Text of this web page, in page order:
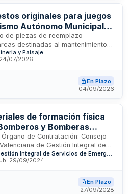
del adjudicatario los gastos
de los trabajos.
originales para juegos
Autónomo Municipal
y Biodiversidad Urbana
Valencia
de piezas de reemplazo
destinadas al mantenimiento y
gestionados por el
de Parques, Jardines y
de Contratos del Sector Público y
incluyendo disposiciones sobre
y Paisaje
24/07/2026
En Plazo
04/09/2026
de formación física
y Bomberas
de Contratación: Consejo
de Gestión Integral de
200000 EUR; Estado: PUB
29/09/2024
En Plazo
27/09/2028